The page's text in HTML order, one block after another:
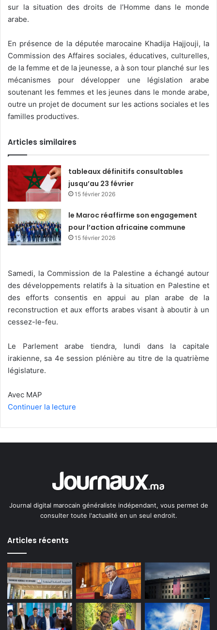
sur la situation des droits de l’Homme dans le monde
arabe.
En présence de la députée marocaine Khadija Hajjouji, la
Commission des Affaires sociales, éducatives, culturelles,
de la femme et de la jeunesse, a à son tour planché sur les
mécanismes pour développer une législation arabe
soutenant les femmes et les jeunes dans le monde arabe,
outre un projet de document sur les actions sociales et les
familles productives.
Articles similaires
tableaux définitifs consultables
jusqu’au 23 février
15 février 2026
le Maroc réaffirme son engagement
pour l’action africaine commune
15 février 2026
Samedi, la Commission de la Palestine a échangé autour
des développements relatifs à la situation en Palestine et
des efforts consentis en appui au plan arabe de la
reconstruction et aux efforts arabes visant à aboutir à un
cessez-le-feu.
Le Parlement arabe tiendra, lundi dans la capitale
irakienne, sa 4e session plénière au titre de la quatrième
législature.
Avec MAP
Continuer la lecture
Journal digital marocain généraliste indépendant, vous permet de
consulter toute l'actualité en un seul endroit.
Articles récents